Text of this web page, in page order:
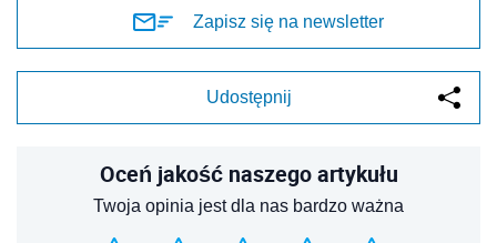
Zapisz się na newsletter
Udostępnij
Oceń jakość naszego artykułu
Twoja opinia jest dla nas bardzo ważna